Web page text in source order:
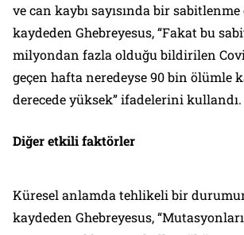
ve can kaybı sayısında bir
kaydeden Ghebreyesus, “Fakat bu
milyondan fazla olduğu bildirilen
geçen hafta neredeyse 90 bin ölümle
derecede yüksek” ifadelerini kullandı.
Diğer etkili faktörler
Küresel anlamda tehlikeli bir durumun
kaydeden Ghebreyesus,